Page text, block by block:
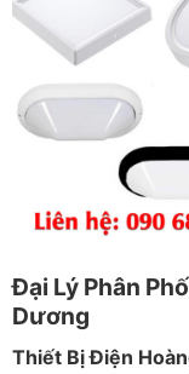
Đại Lý Phân
Dương
Thiết Bị Điện